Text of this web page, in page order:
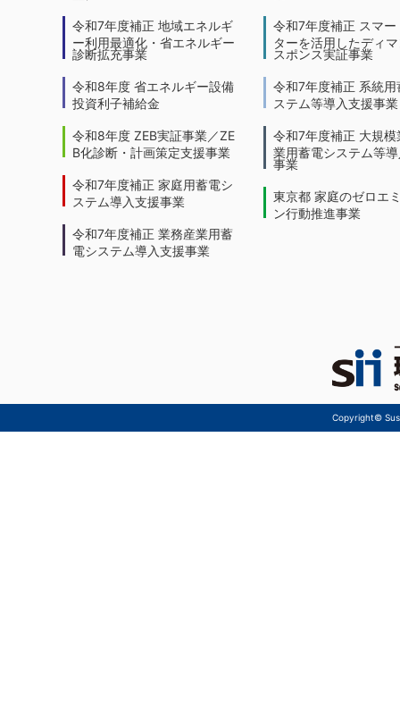
令和7年度補正 地域エネルギ
ー利用最適化・省エネルギー
診断拡充事業
令和8年度 省エネルギー設備
投資利子補給金
令和8年度 ZEB実証事業／ZE
B化診断・計画策定支援事業
令和7年度補正 家庭用蓄電シ
ステム導入支援事業
令和7年度補正 業務産業用蓄
電システム導入支援事業
令和7年度補正 スマー
ターを活用したディ
スポンス実証事業
令和7年度補正 系統用
ステム等導入支援事業
令和7年度補正 大規模
業用蓄電システム等
事業
東京都 家庭のゼロエ
ン行動推進事業
Copyright©